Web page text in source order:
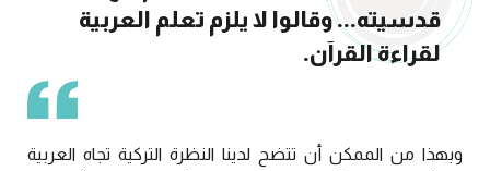
قدسيته... وقالوا لا يلزم تعلم العربية
لقراءة القرآن.
وبهذا من الممكن أن تتضح لدينا النظرة التركية تجاه العربية